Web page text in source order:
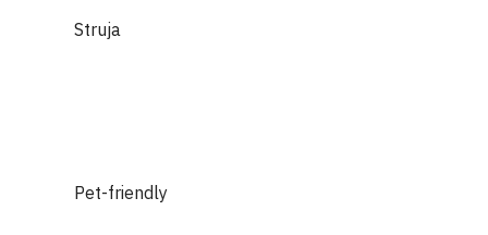
Struja
Pet-friendly